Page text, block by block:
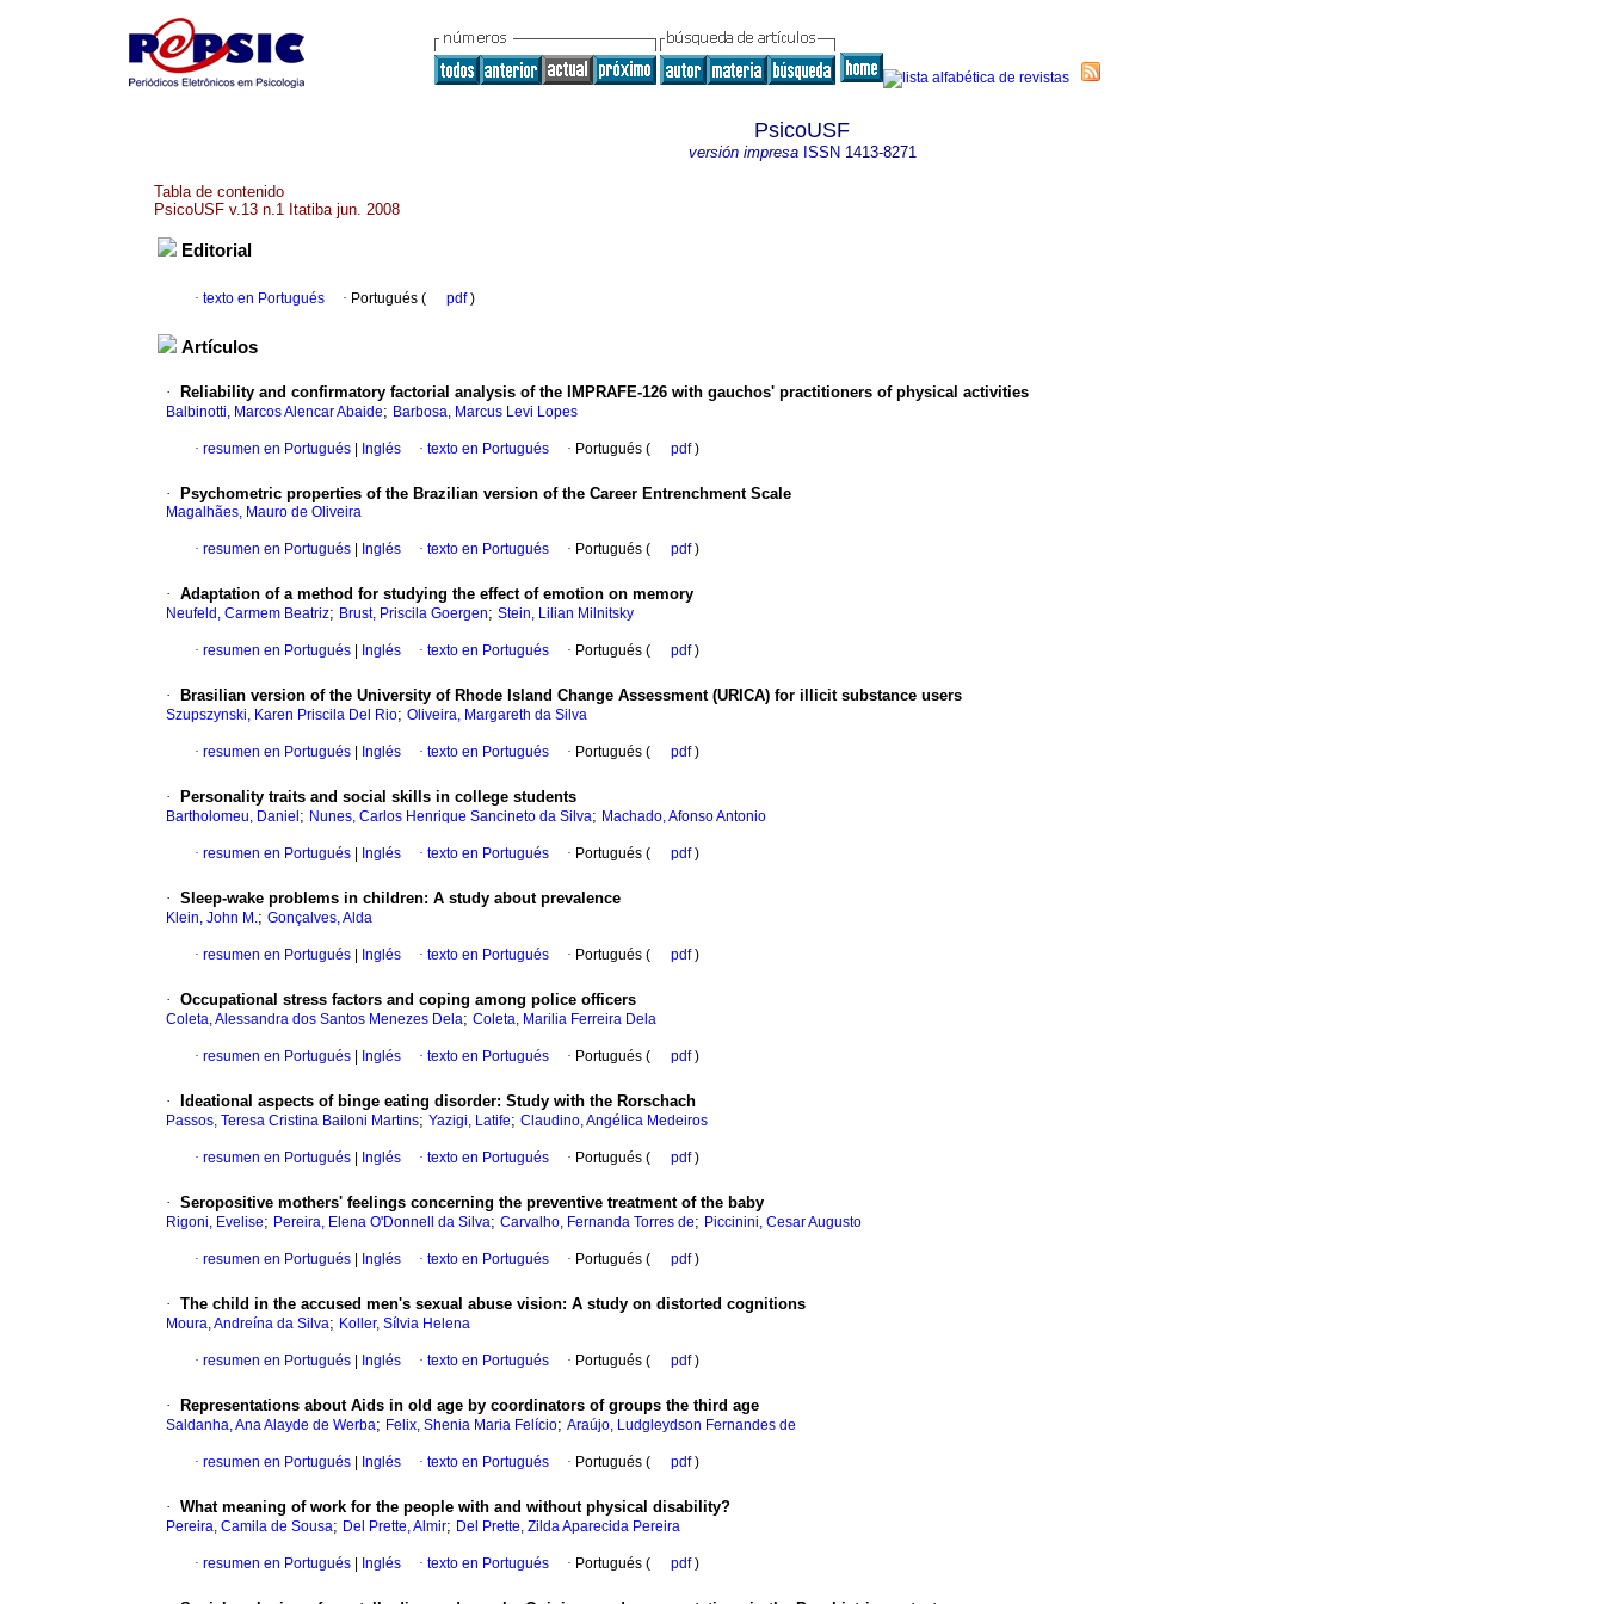
PsicoUSF
versión impresaISSN 1413-8271
Tabla de contenido
PsicoUSF v.13 n.1 Itatiba jun. 2008
Editorial
· texto en Portugués · Portugués ( pdf)
Artículos
· Reliability and confirmatory factorial analysis of the IMPRAFE-126 with gauchos' practitioners of physical activities
Balbinotti, Marcos Alencar Abaide; Barbosa, Marcus Levi Lopes
· resumen en Portugués Inglés · texto en Portugués · Portugués ( pdf)
· Psychometric properties of the Brazilian version of the Career Entrenchment Scale
Magalhães, Mauro de Oliveira
· resumen en Portugués Inglés · texto en Portugués · Portugués ( pdf)
· Adaptation of a method for studying the effect of emotion on memory
Neufeld, Carmem Beatriz; Brust, Priscila Goergen; Stein, Lilian Milnitsky
· resumen en Portugués Inglés · texto en Portugués · Portugués ( pdf)
· Brasilian version of the University of Rhode Island Change Assessment (URICA) for illicit substance users
Szupszynski, Karen Priscila Del Rio; Oliveira, Margareth da Silva
· resumen en Portugués Inglés · texto en Portugués · Portugués ( pdf)
· Personality traits and social skills in college students
Bartholomeu, Daniel ; Nunes, Carlos Henrique Sancineto da Silva; Machado, Afonso Antonio
· resumen en Portugués Inglés · texto en Portugués · Portugués ( pdf)
· Sleep-wake problems in children: A study about prevalence
Klein, John M.; Gonçalves, Alda
· resumen en Portugués Inglés · texto en Portugués · Portugués ( pdf)
· Occupational stress factors and coping among police officers
Coleta, Alessandra dos Santos Menezes Dela; Coleta, Marilia Ferreira Dela
· resumen en Portugués Inglés · texto en Portugués · Portugués ( pdf)
· Ideational aspects of binge eating disorder: Study with the Rorschach
Passos, Teresa Cristina Bailoni Martins; Yazigi, Latife; Claudino, Angélica Medeiros
· resumen en Portugués Inglés · texto en Portugués · Portugués ( pdf)
· Seropositive mothers' feelings concerning the preventive treatment of the baby
Rigoni, Evelise; Pereira, Elena O'Donnell da Silva; Carvalho, Fernanda Torres de; Piccinini, Cesar Augusto
· resumen en Portugués Inglés · texto en Portugués · Portugués ( pdf)
· The child in the accused men's sexual abuse vision: A study on distorted cognitions
Moura, Andreína da Silva; Koller, Sílvia Helena
· resumen en Portugués Inglés · texto en Portugués · Portugués ( pdf)
· Representations about Aids in old age by coordinators of groups the third age
Saldanha, Ana Alayde de Werba; Felix, Shenia Maria Felício; Araújo, Ludgleydson Fernandes de
· resumen en Portugués Inglés · texto en Portugués · Portugués ( pdf)
· What meaning of work for the people with and without physical disability?
Pereira, Camila de Sousa; Del Prette, Almir; Del Prette, Zilda Aparecida Pereira
· resumen en Portugués Inglés · texto en Portugués · Portugués ( pdf)